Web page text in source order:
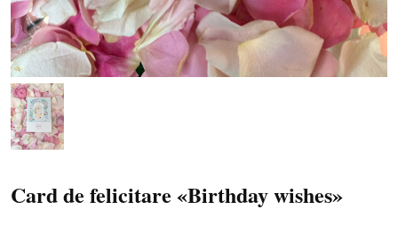
Card de felicitare «Birthday wishes»